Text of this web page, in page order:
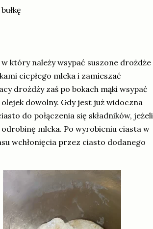
który należy wsypać suszone drożdże
ciepłego mleka i zamieszać
drożdży zaś po bokach mąki wsypać
dowolny. Gdy jest już widoczna
do połączenia się składników, jeżeli
mleka. Po wyrobieniu ciasta w
wchłonięcia przez ciasto dodanego